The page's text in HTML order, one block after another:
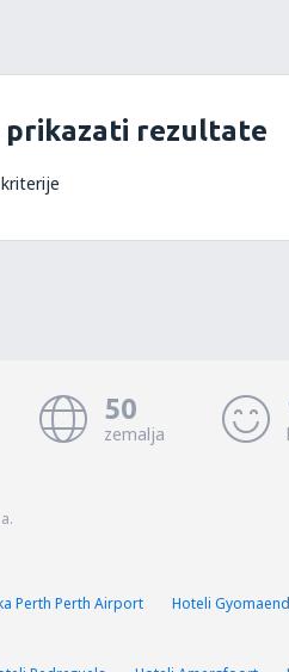
prikazati rezultate
50
zemalja
Perth Perth Airport Hoteli